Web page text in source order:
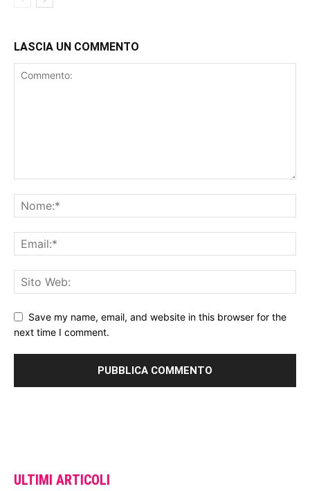
LASCIA UN COMMENTO
Save my name, email, and website in this browser for the
next time I comment.
ULTIMI ARTICOLI